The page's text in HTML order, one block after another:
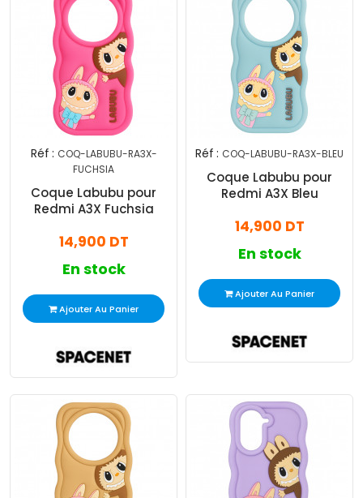
Réf : COQ-LABUBU-RA3X-
FUCHSIA
Coque Labubu pour
Redmi A3X Fuchsia
14,900 DT
En stock
Ajouter Au Panier
Réf : COQ-LABUBU-RA3X-BLEU
Coque Labubu pour
Redmi A3X Bleu
14,900 DT
En stock
Ajouter Au Panier